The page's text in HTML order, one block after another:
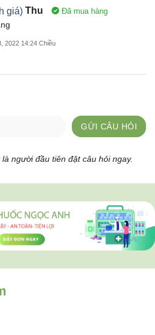
giá) Thu Đã mua hàng
2022 14:24 Chiều
GỬI CÂU HỎI
người đầu tiên đặt câu hỏi ngay.